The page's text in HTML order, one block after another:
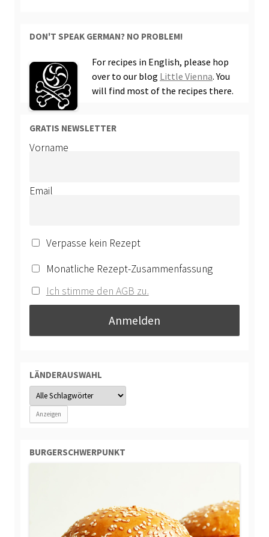
DON'T SPEAK GERMAN? NO PROBLEM!
For recipes in English, please hop
over to our blog Little Vienna. You
will find most of the recipes there.
GRATIS NEWSLETTER
Vorname
Email
Verpasse kein Rezept
Monatliche Rezept-Zusammenfassung
Ich stimme den AGB zu.
LÄNDERAUSWAHL
BURGERSCHWERPUNKT